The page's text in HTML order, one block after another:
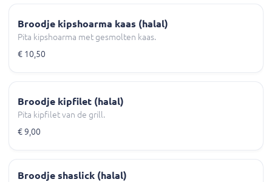
Broodje kipshoarma kaas (halal)
Pita kipshoarma met gesmolten kaas.
€ 10,50
Broodje kipfilet (halal)
Pita kipfilet van de grill.
€ 9,00
Broodje shaslick (halal)